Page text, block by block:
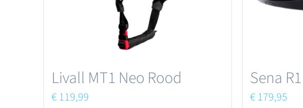
Livall MT1 Neo Rood
€119,99
Sena
€179,95